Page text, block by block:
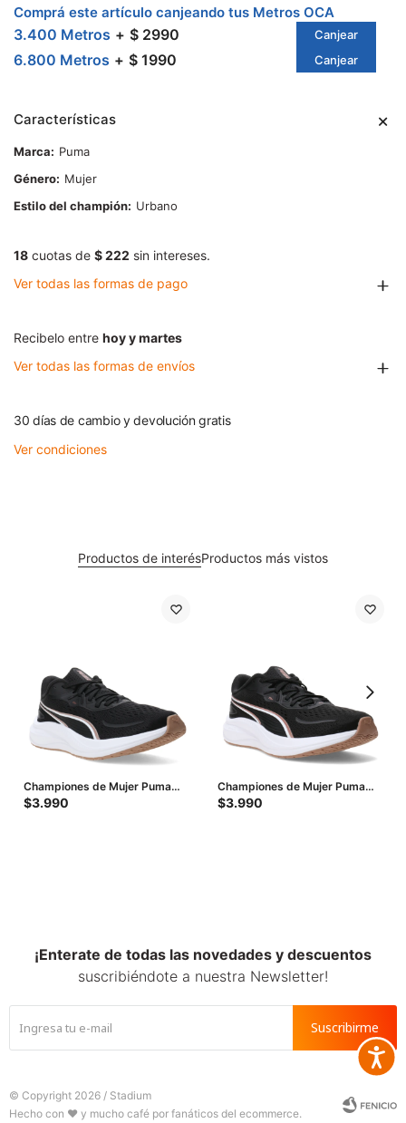
Comprá este artículo canjeando tus Metros OCA
3.400 Metros $ 2990 Canjear
6.800 Metros $ 1990 Canjear
Características
Marca
Puma
Género
Mujer
Estilo del champión
Urbano
18 cuotas de $ 222 sin intereses.
Ver todas las formas de pago
Recibelo entre hoy y martes
Ver todas las formas de envíos
30 días de cambio y devolución gratis
Ver condiciones
Productos de interésProductos más vistos
Championes de Mujer Puma
Skyrocket Lite 2 W - Negro -
$3.990
Championes de Mujer Puma
Skyrocket Lite 2 - Negro -
$3.990
¡Enterate de todas las novedades y descuentos
suscribiéndote a nuestra Newsletter!
Suscribirme
© Copyright 2026 / Stadium